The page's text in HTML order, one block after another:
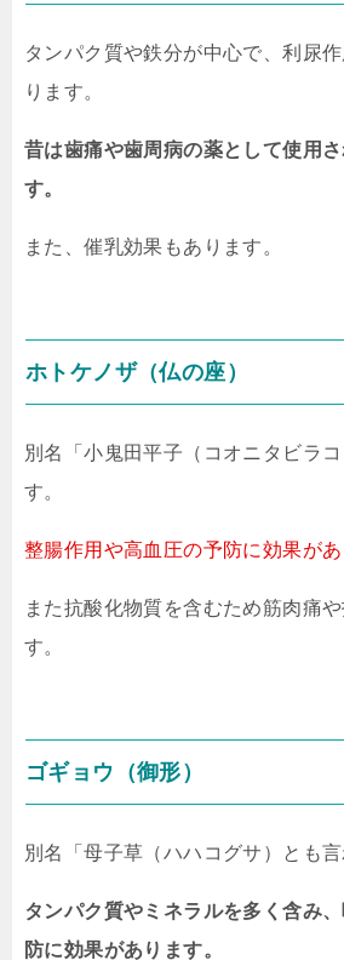
タンパク質や鉄分が中心で、利尿
ります。
昔は歯痛や歯周病の薬として使用
す。
また、催乳効果もあります。
ホトケノザ（仏の座）
別名「小鬼田平子（コオニタビラ
す。
整腸作用や高血圧の予防に効果があ
また抗酸化物質を含むため筋肉痛
す。
ゴギョウ（御形）
別名「母子草（ハハコグサ）とも言
タンパク質やミネラルを多く含み
防に効果があります。